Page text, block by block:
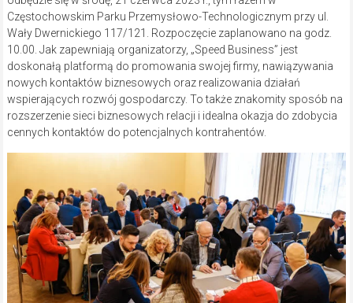
Częstochowskim Parku Przemysłowo-Technologicznym przy ul.
Wały Dwernickiego 117/121. Rozpoczęcie zaplanowano na godz.
10.00. Jak zapewniają organizatorzy, „Speed Business” jest
doskonałą platformą do promowania swojej firmy, nawiązywania
nowych kontaktów biznesowych oraz realizowania działań
wspierających rozwój gospodarczy. To także znakomity sposób na
rozszerzenie sieci biznesowych relacji i idealna okazja do zdobycia
cennych kontaktów do potencjalnych kontrahentów.